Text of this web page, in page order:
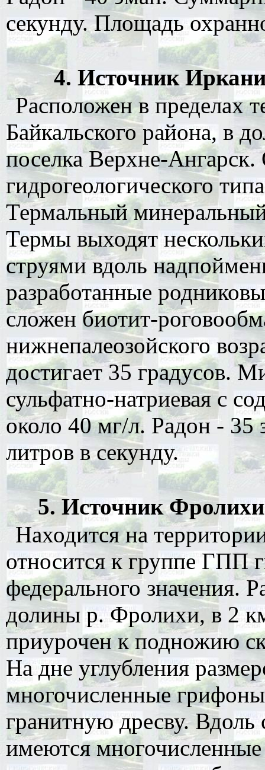
секунду. Площадь
4. Источник
Расположен в пределах
Байкальского района, в
поселка Верхне-
гидрогеологического
Термальный
Термы выходят
струями вдоль
разработанные
сложен биотит-
нижнепалеозойского
достигает 35 градусов.
сульфатно-натриевая с
около 40 мг/л. Радон -
литров в секунду.
5. Источник
Находится на
относится к группе ГПП
федерального значения.
долины р. Фролихи, в 2
приурочен к подножию
На дне углубления
многочисленные
гранитную дресву. Вдоль
имеются